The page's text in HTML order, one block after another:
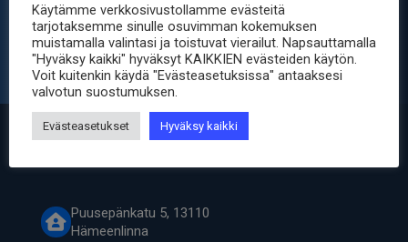
3.0
USB
Dongle
Plus-
E
määrä
Puusepänkatu 5, 13110
Hämeenlinna
Käytämme verkkosivustollamme evästeitä
tarjotaksemme sinulle osuvimman kokemuksen
muistamalla valintasi ja toistuvat vierailut. Napsauttamalla
"Hyväksy kaikki" hyväksyt KAIKKIEN evästeiden käytön.
Voit kuitenkin käydä "Evästeasetuksissa" antaaksesi
valvotun suostumuksen.
Evästeasetukset Hyväksy kaikki